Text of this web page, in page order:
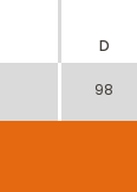
D
98